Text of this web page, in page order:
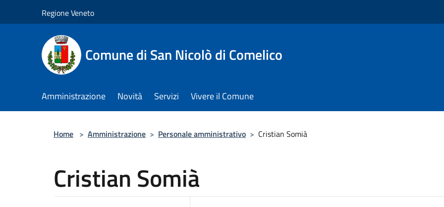
Regione Veneto
Comune di San Nicolò di Comelico
Amministrazione Novità Servizi Vivere il Comune
Home > Amministrazione > Personale amministrativo > Cristian Somià
Cristian Somià